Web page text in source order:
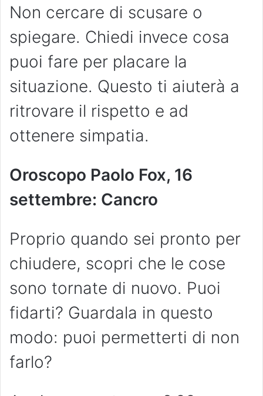
Non cercare di scusare o
spiegare. Chiedi invece cosa
puoi fare per placare la
situazione. Questo ti aiuterà a
ritrovare il rispetto e ad
ottenere simpatia.
Oroscopo Paolo Fox, 16
settembre: Cancro
Proprio quando sei pronto per
chiudere, scopri che le cose
sono tornate di nuovo. Puoi
fidarti? Guardala in questo
modo: puoi permetterti di non
farlo?